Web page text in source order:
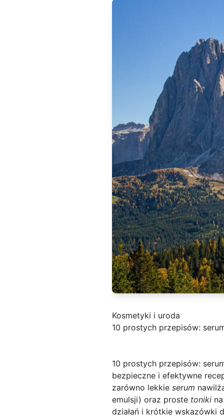
Kosmetyki i uroda
10 prostych przepisów:
10 prostych przepisów:
bezpieczne i efektywne
zarówno lekkie serum
emulsji) oraz proste toniki
działań i krótkie wskazówki